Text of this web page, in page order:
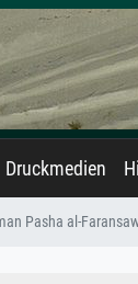
Druckmedien
Pasha al-